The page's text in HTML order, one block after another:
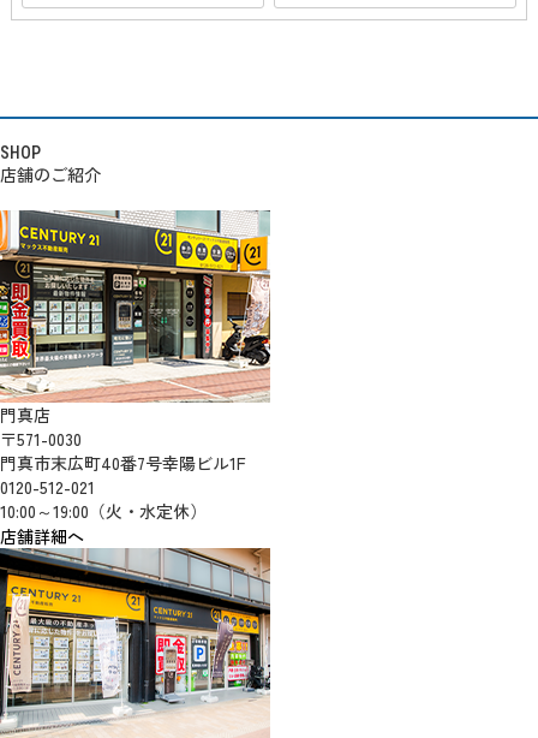
SHOP
店舗のご紹介
門真店
〒571-0030
門真市末広町40番7号幸陽ビル1F
0120-512-021
10:00～19:00（火・水定休）
店舗詳細へ